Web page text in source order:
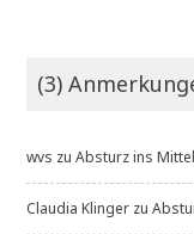
(3)
wvs zuAbsturz ins
Claudia Klinger zu